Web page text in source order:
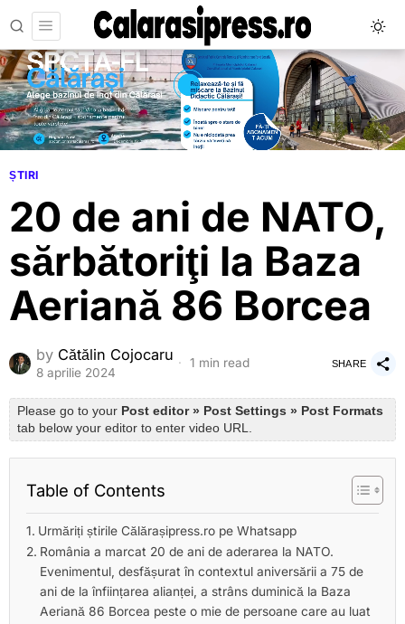
ȘTIRI
20 de ani de NATO,
sărbătoriţi la Baza
Aeriană 86 Borcea
by Cătălin Cojocaru
8 aprilie 2024
1 min read SHARE
Please go to your Post editor » Post Settings » Post Formats
tab below your editor to enter video URL.
Table of Contents
Urmăriți știrile Călărașipress.ro pe Whatsapp
România a marcat 20 de ani de aderarea la NATO.
Evenimentul, desfășurat în contextul aniversării a 75 de
ani de la înființarea alianței, a strâns duminică la Baza
Aeriană 86 Borcea peste o mie de persoane care au luat